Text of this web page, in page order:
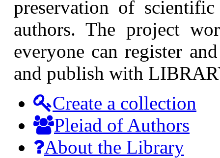
preservation of
authors. The project
everyone can register
and publish with
Create a collection
Pleiad of Authors
About the Library